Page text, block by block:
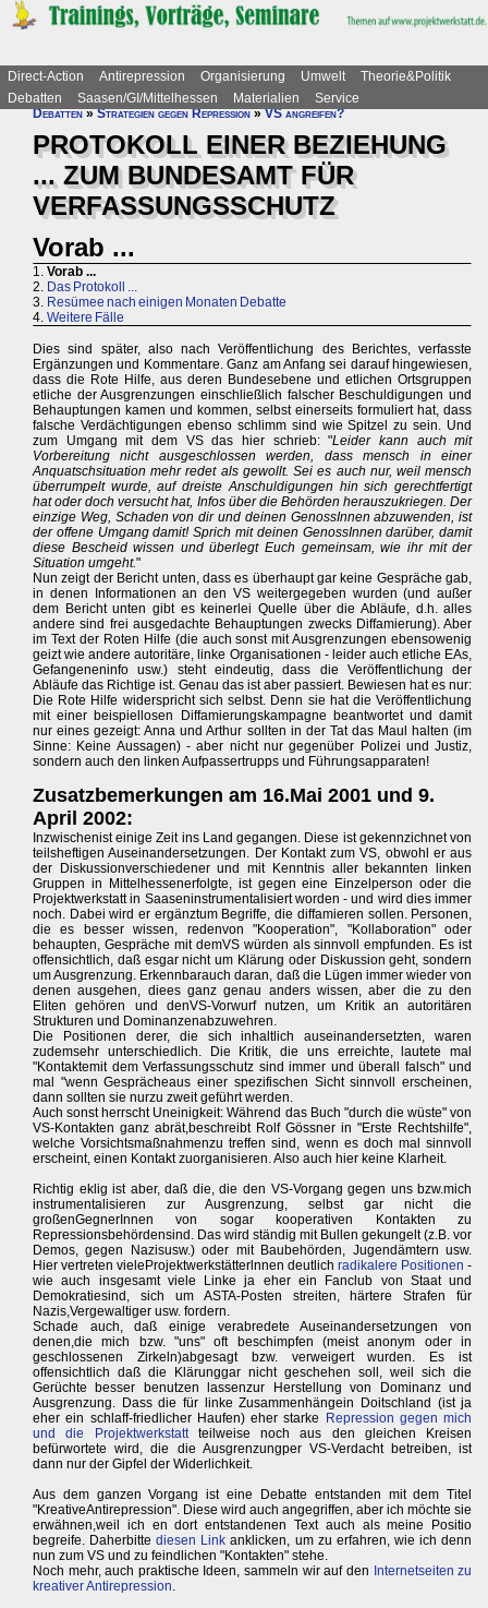
Direct-Action Antirepression Organisierung Umwelt
Theorie&Politik
Debatten
Saasen/GI/Mittelhessen Materialien
Service
Debatten»Strategien gegen Repression»VS angreifen?
PROTOKOLL EINER BEZIEHUNG
... ZUM BUNDESAMT FÜR
VERFASSUNGSSCHUTZ
Vorab ...
1. Vorab ...
2. Das Protokoll ...
3. Resümee nach einigen Monaten Debatte
4. Weitere Fälle
Dies sind später, also nach Veröffentlichung des Berichtes, verfasste
Ergänzungen und Kommentare. Ganz am Anfang sei darauf hingewiesen,
dass die Rote Hilfe, aus deren Bundesebene und etlichen Ortsgruppen
etliche der Ausgrenzungen einschließlich falscher Beschuldigungen und
Behauptungen kamen und kommen, selbst einerseits formuliert hat, dass
falsche Verdächtigungen ebenso schlimm sind wie Spitzel zu sein. Und
zum Umgang mit dem VS das hier schrieb: "Leider kann auch mit
Vorbereitung nicht ausgeschlossen werden, dass mensch in einer
Anquatschsituation mehr redet als gewollt. Sei es auch nur, weil mensch
überrumpelt wurde, auf dreiste Anschuldigungen hin sich gerechtfertigt
hat oder doch versucht hat, Infos über die Behörden herauszukriegen. Der
einzige Weg, Schaden von dir und deinen GenossInnen abzuwenden, ist
der offene Umgang damit! Sprich mit deinen GenossInnen darüber, damit
diese Bescheid wissen und überlegt Euch gemeinsam, wie ihr mit der
Situation umgeht."
Nun zeigt der Bericht unten, dass es überhaupt gar keine Gespräche gab,
in denen Informationen an den VS weitergegeben wurden (und außer
dem Bericht unten gibt es keinerlei Quelle über die Abläufe, d.h. alles
andere sind frei ausgedachte Behauptungen zwecks Diffamierung). Aber
im Text der Roten Hilfe (die auch sonst mit Ausgrenzungen ebensowenig
geizt wie andere autoritäre, linke Organisationen - leider auch etliche EAs,
Gefangeneninfo usw.) steht eindeutig, dass die Veröffentlichung der
Abläufe das Richtige ist. Genau das ist aber passiert. Bewiesen hat es nur:
Die Rote Hilfe widerspricht sich selbst. Denn sie hat die Veröffentlichung
mit einer beispiellosen Diffamierungskampagne beantwortet und damit
nur eines gezeigt: Anna und Arthur sollten in der Tat das Maul halten (im
Sinne: Keine Aussagen) - aber nicht nur gegenüber Polizei und Justiz,
sondern auch den linken Aufpassertrupps und Führungsapparaten!
Zusatzbemerkungen am 16.Mai 2001 und 9.
April 2002:
Inzwischenist einige Zeit ins Land gegangen. Diese ist gekennzichnet von
teilsheftigen Auseinandersetzungen. Der Kontakt zum VS, obwohl er aus
der Diskussionverschiedener und mit Kenntnis aller bekannten linken
Gruppen in Mittelhessenerfolgte, ist gegen eine Einzelperson oder die
Projektwerkstatt in Saaseninstrumentalisiert worden - und wird dies immer
noch. Dabei wird er ergänztum Begriffe, die diffamieren sollen. Personen,
die es besser wissen, redenvon "Kooperation", "Kollaboration" oder
behaupten, Gespräche mit demVS würden als sinnvoll empfunden. Es ist
offensichtlich, daß esgar nicht um Klärung oder Diskussion geht, sondern
um Ausgrenzung. Erkennbarauch daran, daß die Lügen immer wieder von
denen ausgehen, diees ganz genau anders wissen, aber die zu den
Eliten gehören und denVS-Vorwurf nutzen, um Kritik an autoritären
Strukturen und Dominanzenabzuwehren.
Die Positionen derer, die sich inhaltlich auseinandersetzten, waren
zudemsehr unterschiedlich. Die Kritik, die uns erreichte, lautete mal
"Kontaktemit dem Verfassungsschutz sind immer und überall falsch" und
mal "wenn Gesprächeaus einer spezifischen Sicht sinnvoll erscheinen,
dann sollten sie nurzu zweit geführt werden.
Auch sonst herrscht Uneinigkeit: Während das Buch "durch die wüste" von
VS-Kontakten ganz abrät,beschreibt Rolf Gössner in "Erste Rechtshilfe",
welche Vorsichtsmaßnahmenzu treffen sind, wenn es doch mal sinnvoll
erscheint, einen Kontakt zuorganisieren. Also auch hier keine Klarheit.
Richtig eklig ist aber, daß die, die den VS-Vorgang gegen uns bzw.mich
instrumentalisieren zur Ausgrenzung, selbst gar nicht die
großenGegnerInnen von sogar kooperativen Kontakten zu
Repressionsbehördensind. Das wird ständig mit Bullen gekungelt (z.B. vor
Demos, gegen Nazisusw.) oder mit Baubehörden, Jugendämtern usw.
Hier vertreten vieleProjektwerkstätterlnnen deutlichradikalere Positionen -
wie auch insgesamt viele Linke ja eher ein Fanclub von Staat und
Demokratiesind, sich um ASTA-Posten streiten, härtere Strafen für
Nazis,Vergewaltiger usw. fordern.
Schade auch, daß einige verabredete Auseinandersetzungen von
denen,die mich bzw. "uns" oft beschimpfen (meist anonym oder in
geschlossenen Zirkeln)abgesagt bzw. verweigert wurden. Es ist
offensichtlich daß die Klärunggar nicht geschehen soll, weil sich die
Gerüchte besser benutzen lassenzur Herstellung von Dominanz und
Ausgrenzung. Dass die für linke Zusammenhängein Doitschland (ist ja
eher ein schlaff-friedlicher Haufen) eher starke
Repression gegen mich
und die Projektwerkstattteilweise noch aus den gleichen Kreisen
befürwortete wird, die die Ausgrenzungper VS-Verdacht betreiben, ist
dann nur der Gipfel der Widerlichkeit.
Aus dem ganzen Vorgang ist eine Debatte entstanden mit dem Titel
"KreativeAntirepression". Diese wird auch angegriffen, aber ich möchte sie
erwähnen,weil ich en dort entstandenen Text auch als meine Positio
begreife. Daherbittediesen Link anklicken, um zu erfahren, wie ich denn
nun zum VS und zu feindlichen "Kontakten" stehe.
Noch mehr, auch praktische Ideen, sammeln wir auf den Internetseiten zu
kreativer Antirepression.